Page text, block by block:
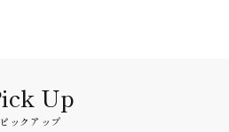
ピックアップ